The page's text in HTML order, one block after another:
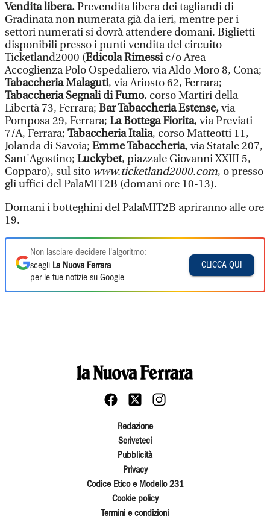
Vendita libera.Prevendita libera dei tagliandi di
Gradinata non numerata già da ieri, mentre per i
settori numerati si dovrà attendere domani. Biglietti
disponibili presso i punti vendita del circuito
Ticketland2000 (Edicola Rimessic/o Area
Accoglienza Polo Ospedaliero, via Aldo Moro 8, Cona;
Tabaccheria Malaguti, via Ariosto 62, Ferrara;
Tabaccheria Segnali di Fumo, corso Martiri della
Libertà 73, Ferrara; Bar Tabaccheria Estense,via
Pomposa 29, Ferrara; La Bottega Fiorita, via Previati
7/A, Ferrara; Tabaccheria Italia, corso Matteotti 11,
Jolanda di Savoia; Emme Tabaccheria, via Statale 207,
Sant'Agostino; Luckybet, piazzale Giovanni XXIII 5,
Copparo), sul sito www.ticketland2000.com, o presso
gli uffici del PalaMIT2B (domani ore 10-13).
Domani i botteghini del PalaMIT2B apriranno alle ore
19.
Non lasciare decidere l'algoritmo:
scegli La Nuova Ferrara
per le tue notizie su Google
CLICCA QUI
Redazione
Scriveteci
Pubblicità
Privacy
Codice Etico e Modello 231
Cookie policy
Termini e condizioni